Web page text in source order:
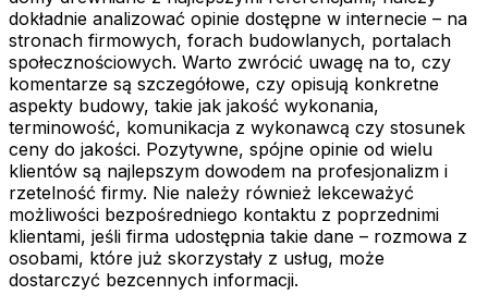
dokładnie analizować opinie dostępne w internecie – na
stronach firmowych, forach budowlanych, portalach
społecznościowych. Warto zwrócić uwagę na to, czy
komentarze są szczegółowe, czy opisują konkretne
aspekty budowy, takie jak jakość wykonania,
terminowość, komunikacja z wykonawcą czy stosunek
ceny do jakości. Pozytywne, spójne opinie od wielu
klientów są najlepszym dowodem na profesjonalizm i
rzetelność firmy. Nie należy również lekceważyć
możliwości bezpośredniego kontaktu z poprzednimi
klientami, jeśli firma udostępnia takie dane – rozmowa z
osobami, które już skorzystały z usług, może
dostarczyć bezcennych informacji.